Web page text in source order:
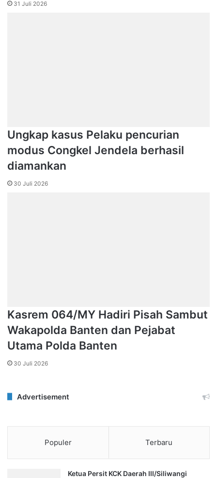
31 Juli 2026
Ungkap kasus Pelaku pencurian
modus Congkel Jendela berhasil
diamankan
30 Juli 2026
Kasrem 064/MY Hadiri Pisah Sambut
Wakapolda Banten dan Pejabat
Utama Polda Banten
30 Juli 2026
Advertisement
Populer Terbaru
Ketua Persit KCK Daerah III/Siliwangi